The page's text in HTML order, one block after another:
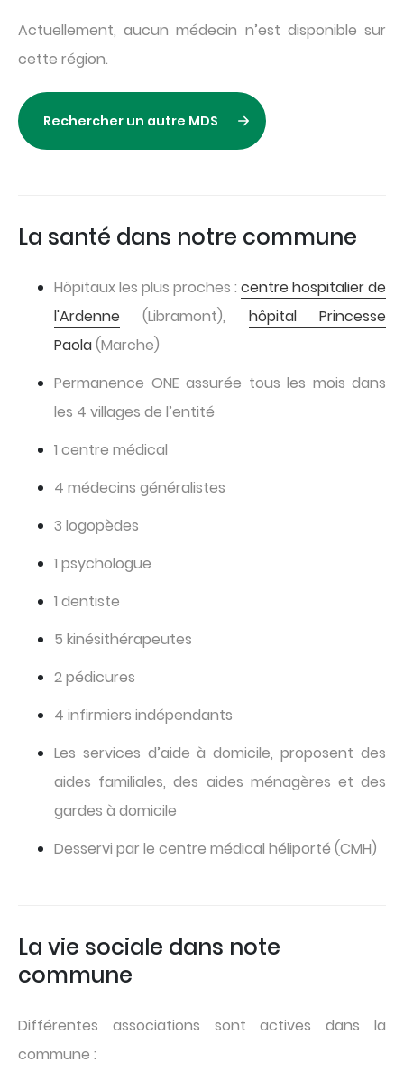
Actuellement, aucun médecin n’est disponible sur
cette région.
Rechercher un autre MDS
La santé dans notre commune
Hôpitaux les plus proches : centre hospitalier de
l'Ardenne (Libramont), hôpital Princesse
Paola(Marche)
Permanence ONE assurée tous les mois dans
les 4 villages de l’entité
1 centre médical
4 médecins généralistes
3 logopèdes
1 psychologue
1 dentiste
5 kinésithérapeutes
2 pédicures
4 infirmiers indépendants
Les services d’aide à domicile, proposent des
aides familiales, des aides ménagères et des
gardes à domicile
Desservi par le centre médical héliporté (CMH)
La vie sociale dans note
commune
Différentes associations sont actives dans la
commune :